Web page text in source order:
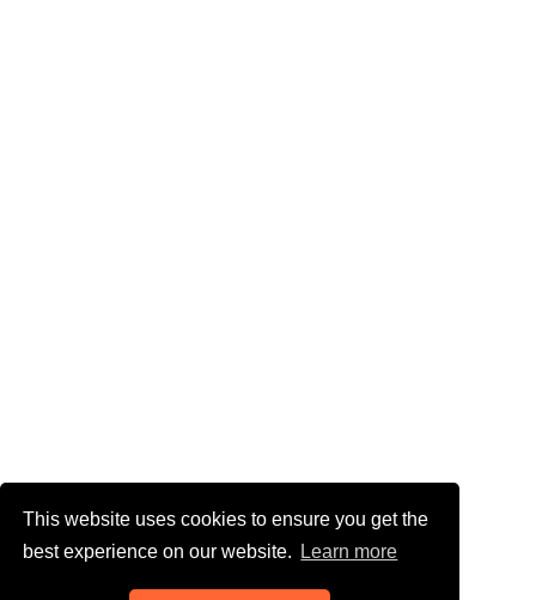
This website uses cookies to ensure you get the
best experience on our website.
Learn more